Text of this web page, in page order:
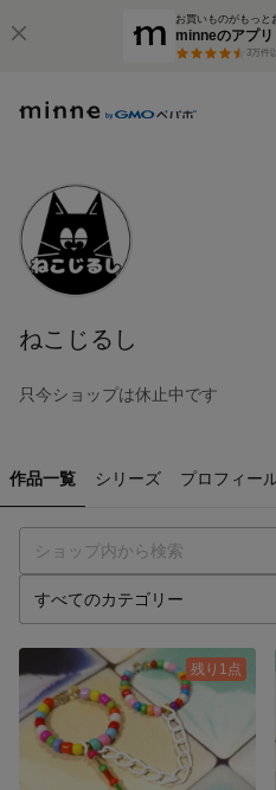
お買いものがもっと
minneのアプリ
3万件
ねこじるし
只今ショップは休止中です
作品一覧 シリーズ プロフィー
残り1点